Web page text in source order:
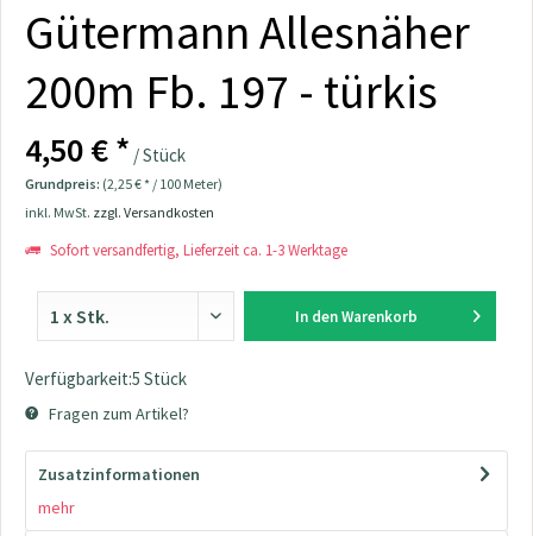
Gütermann Allesnäher
200m Fb. 197 - türkis
4,50 € * / Stück
Grundpreis: (2,25 € * / 100 Meter)
inkl. MwSt. zzgl. Versandkosten
Sofort versandfertig, Lieferzeit ca. 1-3 Werktage
In den Warenkorb
Verfügbarkeit:5 Stück
Fragen zum Artikel?
Zusatzinformationen
mehr